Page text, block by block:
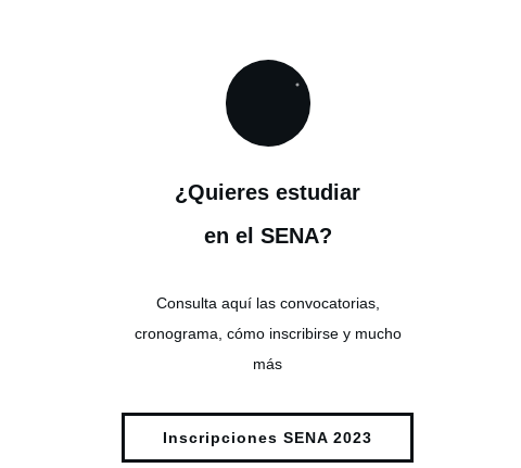
¿Quieres estudiar
en el SENA?
Consulta aquí las convocatorias,
cronograma, cómo inscribirse y mucho
más
Inscripciones SENA 2023